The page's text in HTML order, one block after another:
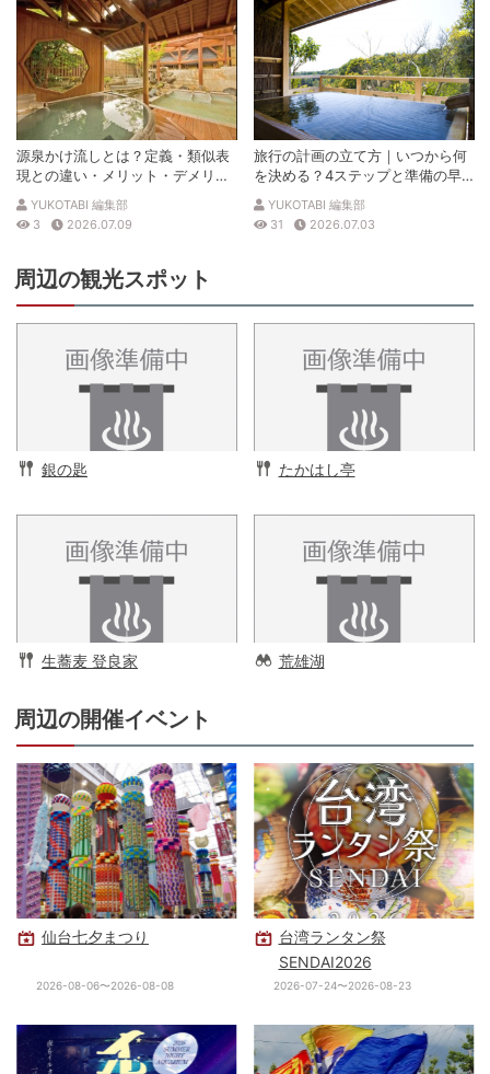
源泉かけ流しとは？定義・類似表
現との違い・メリット・デメリッ
トを解説
YUKOTABI 編集部
3
2026.07.09
旅行の計画の立て方｜いつから何
を決める？4ステップと準備の早
見表
YUKOTABI 編集部
31
2026.07.03
周辺の観光スポット
銀の匙 たかはし亭
生蕎麦 登良家 荒雄湖
周辺の開催イベント
仙台七夕まつり
2026-08-06〜2026-08-08
台湾ランタン祭
SENDAI2026
2026-07-24〜2026-08-23